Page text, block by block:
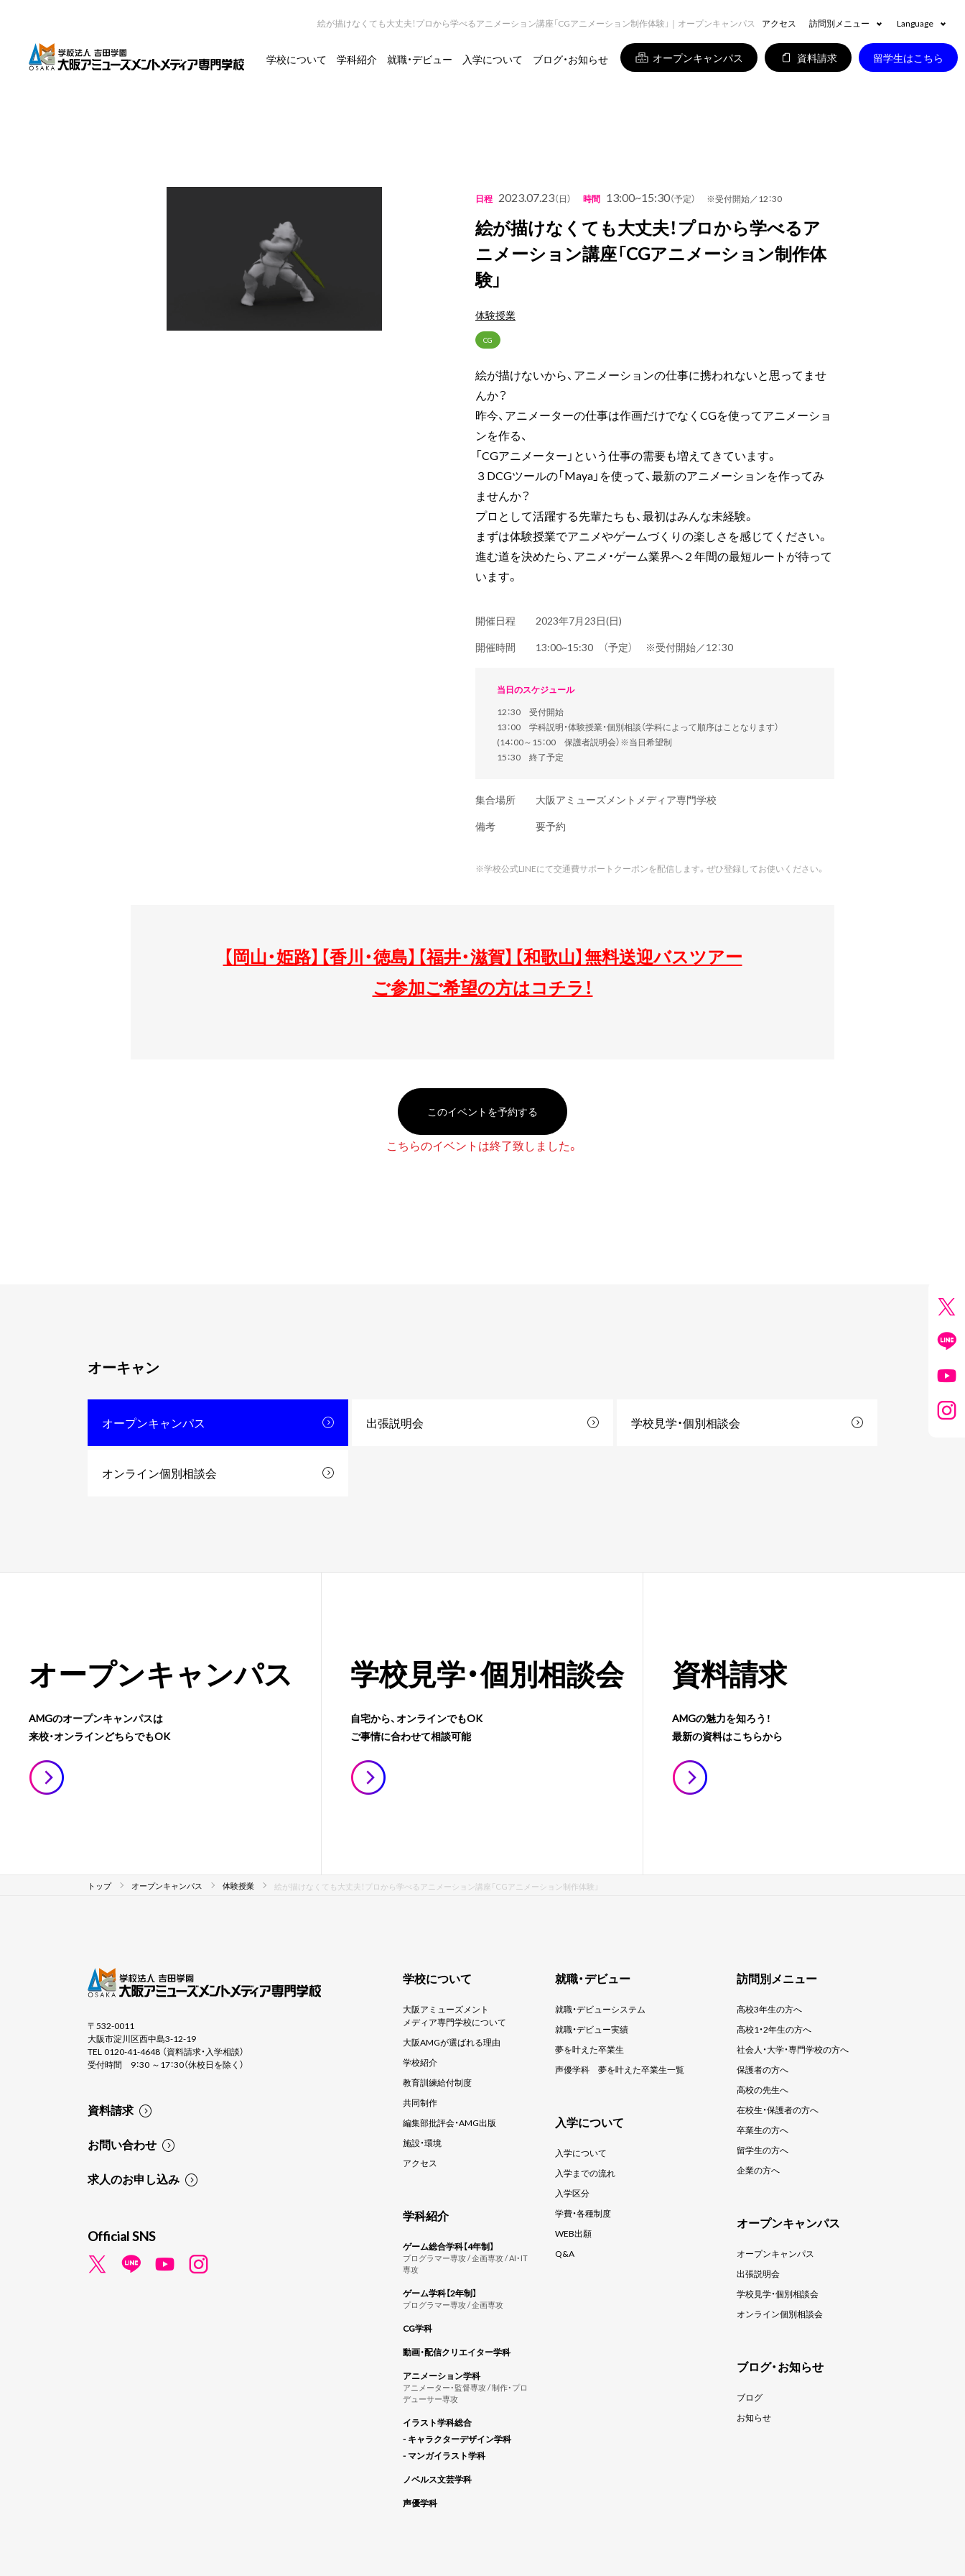
アクセス 訪問別メニュー Language
学校について 学科紹介 就職・デビュー 入学について ブログ・お知らせ オープンキャンパス 資料請求 留学生はこちら
絵が描けなくても大丈夫！プロから学べるアニメーション講座「CGアニメーション制作体験」｜オープンキャンパス
日程 2023.07.23（日） 時間 13:00~15:30（予定） ※受付開始／12：30
絵が描けなくても大丈夫！プロから学べるア
ニメーション講座「CGアニメーション制作体
験」
体験授業
CG
絵が描けないから、アニメーションの仕事に携われないと思ってませ
んか？
昨今、アニメーターの仕事は作画だけでなくCGを使ってアニメーショ
ンを作る、
「CGアニメーター」という仕事の需要も増えてきています。
３DCGツールの「Maya」を使って、最新のアニメーションを作ってみ
ませんか？
プロとして活躍する先輩たちも、最初はみんな未経験。
まずは体験授業でアニメやゲームづくりの楽しさを感じてください。
進む道を決めたら、アニメ・ゲーム業界へ２年間の最短ルートが待って
います。
開催日程
2023年7月23日(日)
開催時間
13:00~15:30 （予定） ※受付開始／12：30
当日のスケジュール
12：30 受付開始
13：00 学科説明・体験授業・個別相談（学科によって順序はことなります）
(14：00～15：00 保護者説明会）※当日希望制
15：30 終了予定
集合場所
大阪アミューズメントメディア専門学校
備考
要予約
※学校公式LINEにて交通費サポートクーポンを配信します。ぜひ登録してお使いください。
【岡山・姫路】【香川・徳島】【福井・滋賀】【和歌山】無料送迎バスツアー
ご参加ご希望の方はコチラ！
このイベントを予約する
こちらのイベントは終了致しました。
オーキャン
オープンキャンパス 出張説明会 学校見学・個別相談会
オンライン個別相談会
オープンキャンパス
AMGのオープンキャンパスは
来校・オンラインどちらでもOK
学校見学・個別相談会
自宅から、オンラインでもOK
ご事情に合わせて相談可能
資料請求
AMGの魅力を知ろう！
最新の資料はこちらから
トップ オープンキャンパス 体験授業 絵が描けなくても大丈夫！プロから学べるアニメーション講座「CGアニメーション制作体験」
学校について
大阪アミューズメント
メディア専門学校について
大阪AMGが選ばれる理由
学校紹介
教育訓練給付制度
共同制作
編集部批評会・AMG出版
施設・環境
アクセス
学科紹介
ゲーム総合学科【4年制】
プログラマー専攻 / 企画専攻 / AI・IT
専攻
ゲーム学科【2年制】
プログラマー専攻 / 企画専攻
CG学科
動画・配信クリエイター学科
アニメーション学科
アニメーター・監督専攻 / 制作・プロ
デューサー専攻
イラスト学科総合
- キャラクターデザイン学科
- マンガイラスト学科
ノベルス文芸学科
声優学科
就職・デビュー
就職・デビューシステム
就職・デビュー実績
夢を叶えた卒業生
声優学科 夢を叶えた卒業生一覧
入学について
入学について
入学までの流れ
入学区分
学費・各種制度
WEB出願
Q&A
訪問別メニュー
高校3年生の方へ
高校1・2年生の方へ
社会人・大学・専門学校の方へ
保護者の方へ
高校の先生へ
在校生・保護者の方へ
卒業生の方へ
留学生の方へ
企業の方へ
オープンキャンパス
オープンキャンパス
出張説明会
学校見学・個別相談会
オンライン個別相談会
ブログ・お知らせ
ブログ
お知らせ
〒532-0011
大阪市淀川区西中島3-12-19
TEL 0120-41-4648 （資料請求・入学相談）
受付時間 9：30 ～17：30（休校日を除く）
資料請求
お問い合わせ
求人のお申し込み
Official SNS